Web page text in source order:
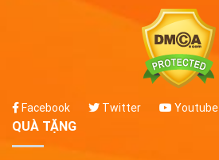
Facebook Twitter Youtube
QUÀ TẶNG